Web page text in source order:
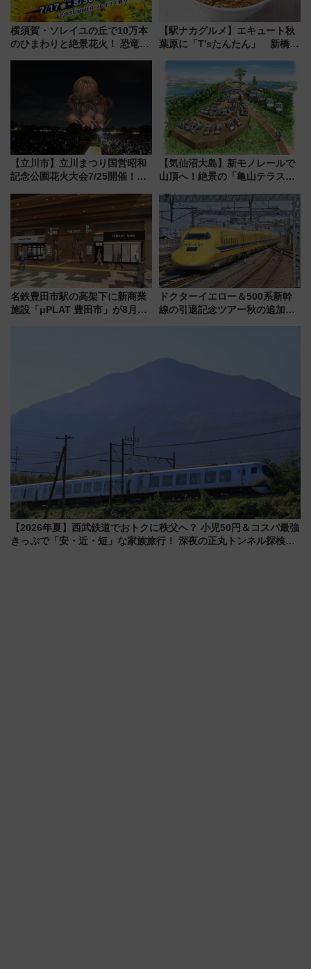
横須賀・ソレイユの丘で10万本
のひまわりと絶景花火！ 恐竜や
7月17日～開催）
【駅ナカグルメ】エキュート秋
葉原に「T’sたんたん」 新橋に
饅」、オムライス専門店「肉と
たまご」新グルメ続々登場！
【2026年8月】
【立川市】立川まつり国営昭和
記念公園花火大会7/25開催！
混雑に要注意、その理由は
【気仙沼大島】新モノレールで
山頂へ！絶景の「亀山テラス
暇村のお得な日帰りプランも登
場
名鉄豊田市駅の高架下に新商業
施設「μPLAT 豊田市」が8月26
ドクターイエロー＆500系新幹
線の引退記念ツアー秋の追加企
【2026年夏】西武鉄道でおトクに秩父へ？ 小児50円＆コスパ最強
きっぷで「安・近・短」な家族旅行！ 深夜の正丸トンネル探検や